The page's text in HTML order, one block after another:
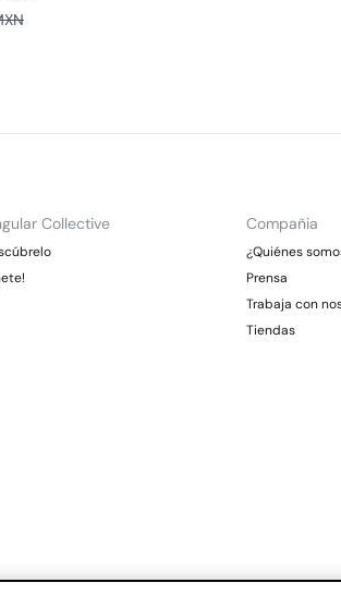
Collective Compañia
¿Quiénes
Prensa
Trabaja con
Tiendas